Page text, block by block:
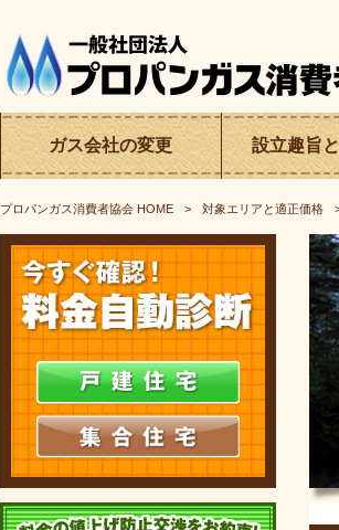
ガス会社の変更 設立趣旨と
プロパンガス消費者協会 HOME 対象エリアと適正価格